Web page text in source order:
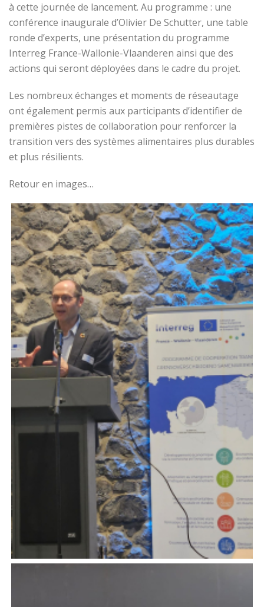
à cette journée de lancement. Au programme : une
conférence inaugurale d’Olivier De Schutter, une table
ronde d’experts, une présentation du programme
Interreg France-Wallonie-Vlaanderen ainsi que des
actions qui seront déployées dans le cadre du projet.
Les nombreux échanges et moments de réseautage
ont également permis aux participants d’identifier de
premières pistes de collaboration pour renforcer la
transition vers des systèmes alimentaires plus durables
et plus résilients.
Retour en images…